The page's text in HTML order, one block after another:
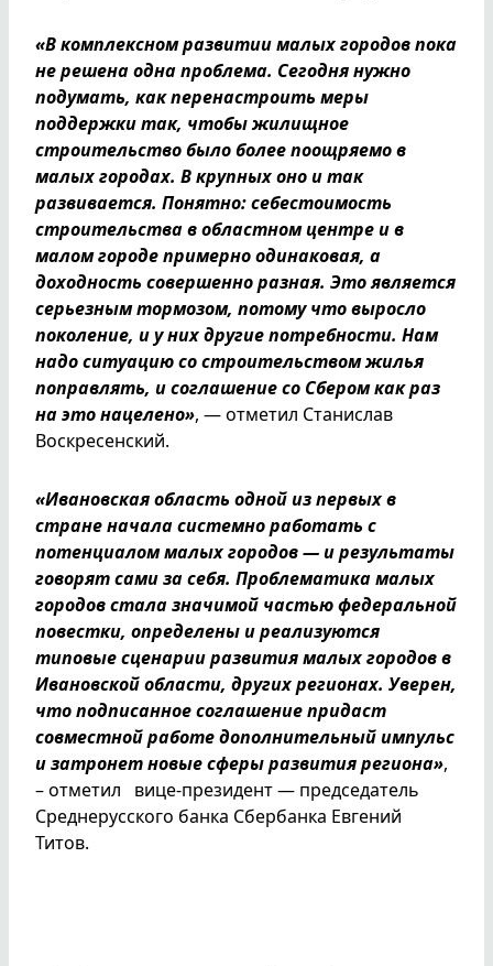
«В комплексном развитии малых городов пока
не решена одна проблема. Сегодня нужно
подумать, как перенастроить меры
поддержки так, чтобы жилищное
строительство было более поощряемо в
малых городах. В крупных оно и так
развивается. Понятно: себестоимость
строительства в областном центре и в
малом городе примерно одинаковая, а
доходность совершенно разная. Это является
серьезным тормозом, потому что выросло
поколение, и у них другие потребности. Нам
надо ситуацию со строительством жилья
поправлять, и соглашение со Сбером как раз
на это нацелено», — отметил Станислав
Воскресенский.
«Ивановская область одной из первых в
стране начала системно работать с
потенциалом малых городов — и результаты
говорят сами за себя. Проблематика малых
городов стала значимой частью федеральной
повестки, определены и реализуются
типовые сценарии развития малых городов в
Ивановской области, других регионах. Уверен,
что подписанное соглашение придаст
совместной работе дополнительный импульс
и затронет новые сферы развития региона»,
– отметил вице-президент — председатель
Среднерусского банка Сбербанка Евгений
Титов.